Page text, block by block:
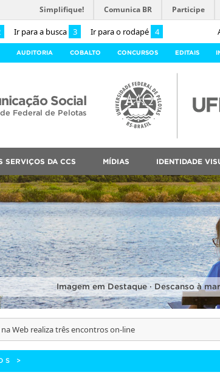
Ir para a busca 3 Ir para o rodapé 4
Simplifique! Comunica BR Participe
AUDITORIA COBALTO CONCURSOS EDITAIS
Social
Federal de Pelotas
SERVIÇOS DA CCS MÍDIAS IDENTIDADE
Imagem em Destaque · Descanso à
Web realiza três encontros on-line
>